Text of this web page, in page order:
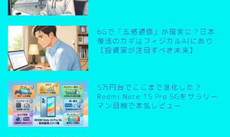
6Gで「五感通信」が現実に？日本
復活のカギはフィジカルAIにあり
【投資家が注目すべき未来】
5万円台でここまで進化した？
Redmi Note 15 Pro 5Gをサラリー
マン目線で本気レビュー